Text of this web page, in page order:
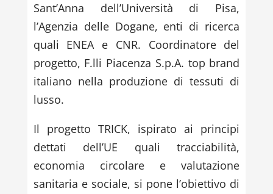
Sant’Anna dell’Università di Pisa,
l’Agenzia delle Dogane, enti di ricerca
quali ENEA e CNR. Coordinatore del
progetto, F.lli Piacenza S.p.A. top brand
italiano nella produzione di tessuti di
lusso.
Il progetto TRICK, ispirato ai principi
dettati dell’UE quali tracciabilità,
economia circolare e valutazione
sanitaria e sociale, si pone l’obiettivo di